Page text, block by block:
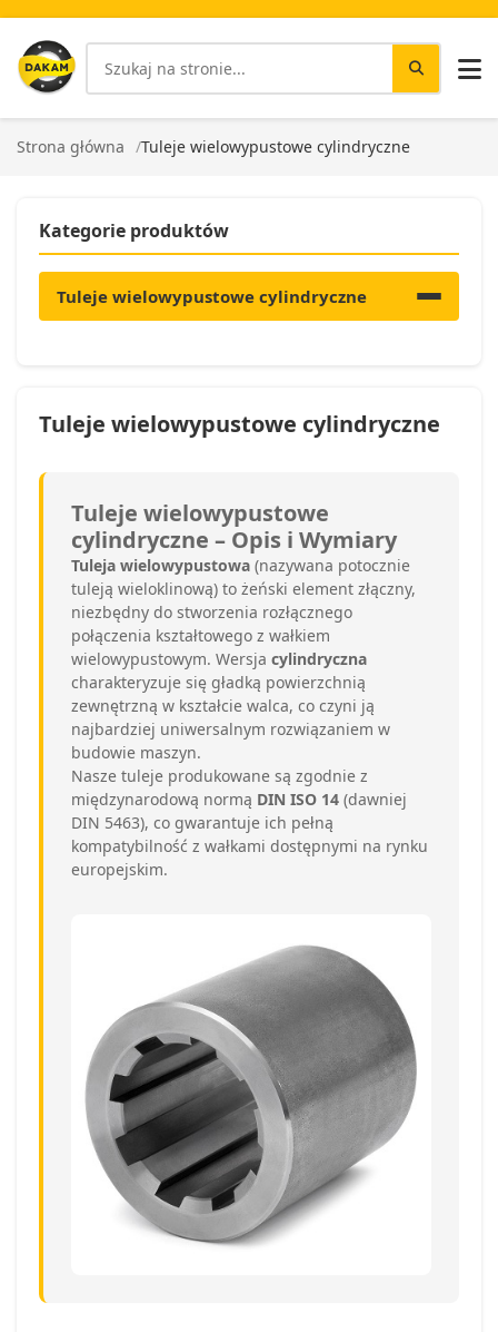
Strona główna Tuleje wielowypustowe cylindryczne
Kategorie produktów
Tuleje wielowypustowe cylindryczne
Tuleje wielowypustowe cylindryczne
Tuleje wielowypustowe
cylindryczne – Opis i Wymiary
Tuleja wielowypustowa (nazywana potocznie
tuleją wieloklinową) to żeński element złączny,
niezbędny do stworzenia rozłącznego
połączenia kształtowego z wałkiem
wielowypustowym. Wersja cylindryczna
charakteryzuje się gładką powierzchnią
zewnętrzną w kształcie walca, co czyni ją
najbardziej uniwersalnym rozwiązaniem w
budowie maszyn.
Nasze tuleje produkowane są zgodnie z
międzynarodową normą DIN ISO 14 (dawniej
DIN 5463), co gwarantuje ich pełną
kompatybilność z wałkami dostępnymi na rynku
europejskim.